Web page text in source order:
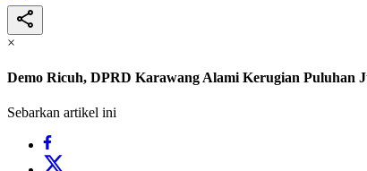
×
Demo Ricuh, DPRD Karawang Alami Kerugian Puluhan
Sebarkan artikel ini